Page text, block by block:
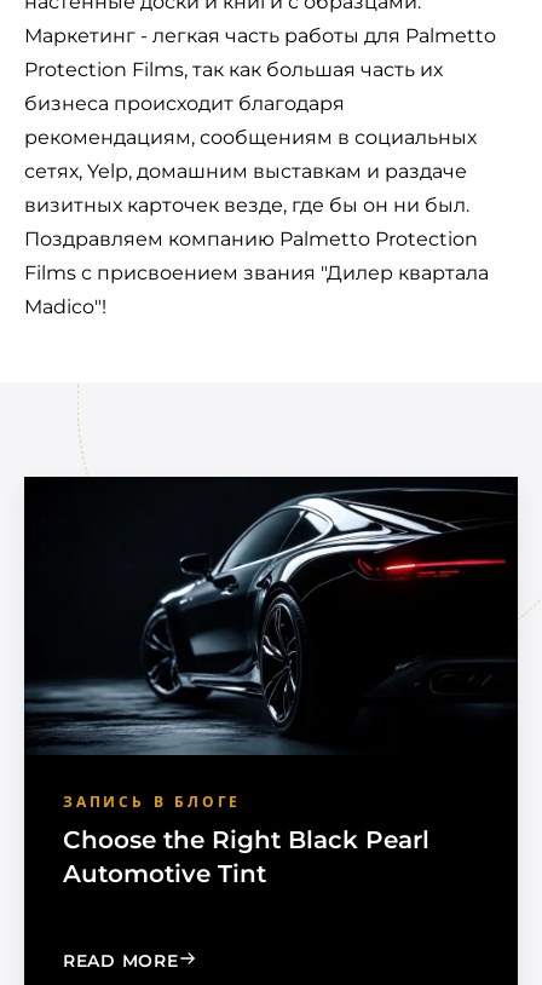
Маркетинг - легкая часть работы для Palmetto
Protection Films, так как большая часть их
бизнеса происходит благодаря
рекомендациям, сообщениям в социальных
сетях, Yelp, домашним выставкам и раздаче
визитных карточек везде, где бы он ни был.
Поздравляем компанию Palmetto Protection
Films с присвоением звания "Дилер квартала
Madico"!
ЗАПИСЬ В БЛОГЕ
Choose the Right Black Pearl
Automotive Tint
READ MORE: CHOOSE THE RIGHT BLACK PEARL